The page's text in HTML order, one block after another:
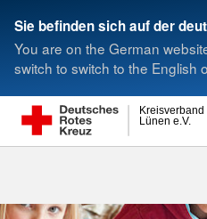
Sie befinden sich auf der
You are on the German
switch to switch to the English
Lünen e.V.
Kreisverband